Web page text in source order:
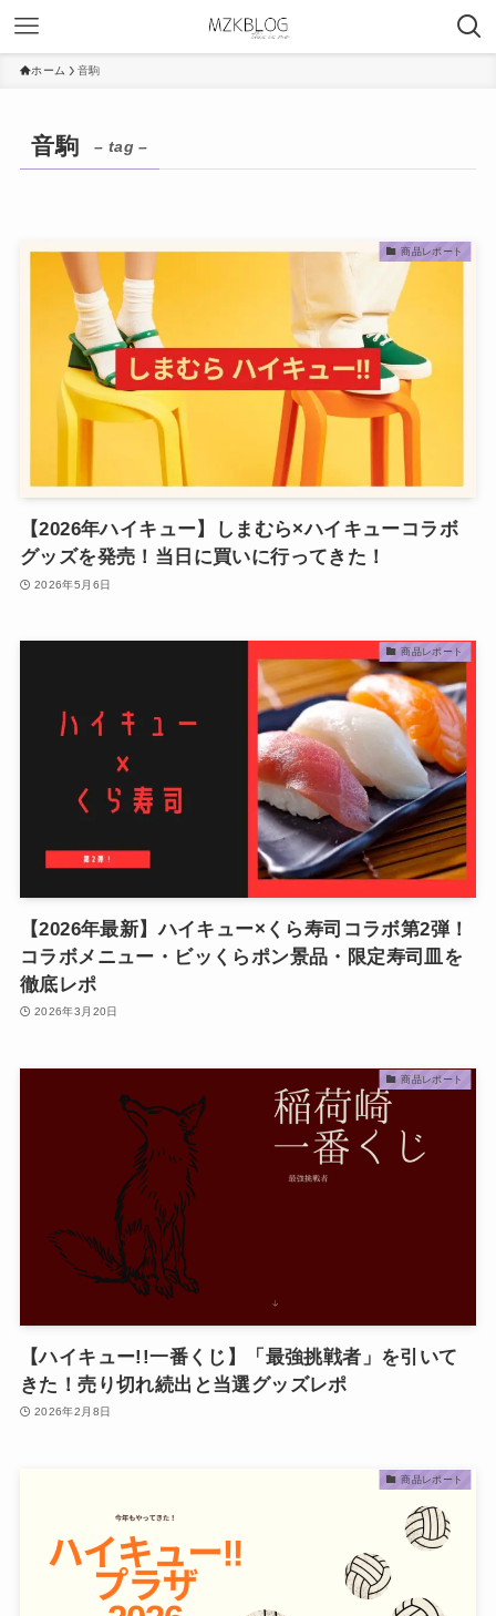
ホーム 音駒
音駒 – tag –
商品レポート
【2026年ハイキュー】しまむら×ハイキューコラボ
グッズを発売！当日に買いに行ってきた！
2026年5月6日
商品レポート
【2026年最新】ハイキュー×くら寿司コラボ第2弾！
コラボメニュー・ビッくらポン景品・限定寿司皿を
徹底レポ
2026年3月20日
商品レポート
【ハイキュー!!一番くじ】「最強挑戦者」を引いて
きた！売り切れ続出と当選グッズレポ
2026年2月8日
商品レポート